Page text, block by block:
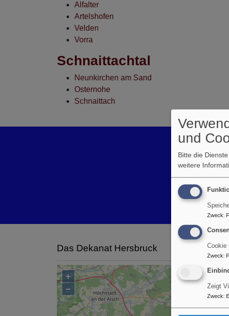
Alfalter
Artelshofen
Velden
Vorra
Schnaittachtal
Neunkirchen am Sand
Osternohe
Schnaittach
Das Dekanat Hersbruck
+
−
und
Bitte die
weitere
Zweck:
Cookie
Zweck:
Zeigt
Zweck: